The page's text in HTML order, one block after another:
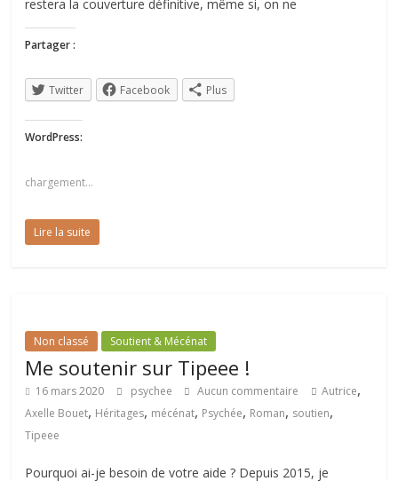
restera la couverture définitive, même si, on ne
Partager :
Twitter Facebook Plus
WordPress:
chargement…
Lire la suite
Non classé Soutient & Mécénat
Me soutenir sur Tipeee !
16 mars 2020 psychee Aucun commentaire Autrice,
Axelle Bouet, Héritages, mécénat, Psychée, Roman, soutien,
Tipeee
Pourquoi ai-je besoin de votre aide ? Depuis 2015, je